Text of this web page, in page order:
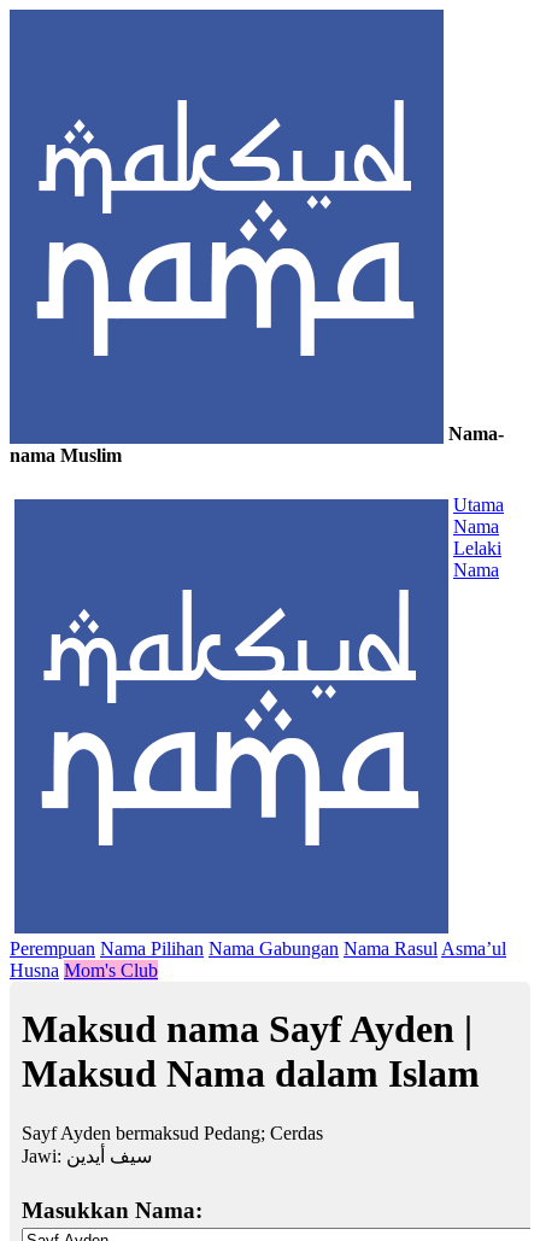
Nama-
nama Muslim
Utama
Nama
Lelaki
Nama
Perempuan Nama Pilihan Nama Gabungan Nama Rasul Asma’ul
Husna Mom's Club
Maksud nama Sayf Ayden |
Maksud Nama dalam Islam
Sayf Ayden bermaksud Pedang; Cerdas
Jawi: سيف أيدين
Masukkan Nama: